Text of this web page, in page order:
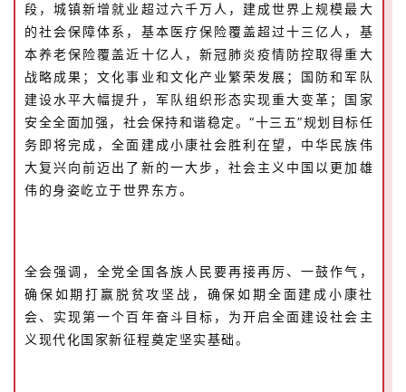
段，城镇新增就业超过六千万人，建成世界上规模最大
的社会保障体系，基本医疗保险覆盖超过十三亿人，基
本养老保险覆盖近十亿人，新冠肺炎疫情防控取得重大
战略成果；文化事业和文化产业繁荣发展；国防和军队
建设水平大幅提升，军队组织形态实现重大变革；国家
安全全面加强，社会保持和谐稳定。“十三五”规划目标任
务即将完成，全面建成小康社会胜利在望，中华民族伟
大复兴向前迈出了新的一大步，社会主义中国以更加雄
伟的身姿屹立于世界东方。
全会强调，全党全国各族人民要再接再厉、一鼓作气，
确保如期打赢脱贫攻坚战，确保如期全面建成小康社
会、实现第一个百年奋斗目标，为开启全面建设社会主
义现代化国家新征程奠定坚实基础。